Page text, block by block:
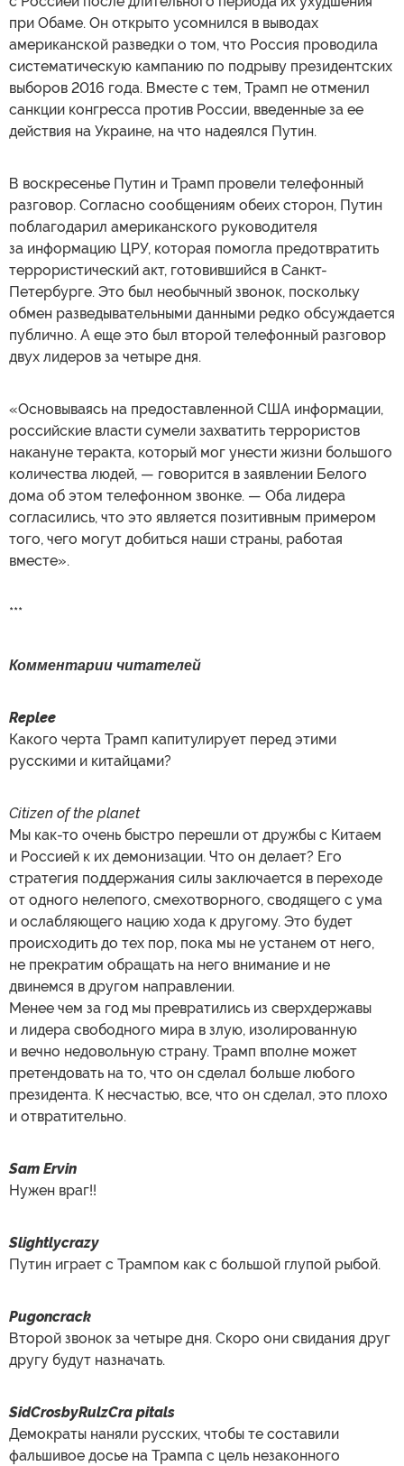
при Обаме. Он открыто усомнился в выводах
американской разведки о том, что Россия проводила
систематическую кампанию по подрыву президентских
выборов 2016 года. Вместе с тем, Трамп не отменил
санкции конгресса против России, введенные за ее
действия на Украине, на что надеялся Путин.
В воскресенье Путин и Трамп провели телефонный
разговор. Согласно сообщениям обеих сторон, Путин
поблагодарил американского руководителя
за информацию ЦРУ, которая помогла предотвратить
террористический акт, готовившийся в Санкт-
Петербурге. Это был необычный звонок, поскольку
обмен разведывательными данными редко обсуждается
публично. А еще это был второй телефонный разговор
двух лидеров за четыре дня.
«Основываясь на предоставленной США информации,
российские власти сумели захватить террористов
накануне теракта, который мог унести жизни большого
количества людей, — говорится в заявлении Белого
дома об этом телефонном звонке. — Оба лидера
согласились, что это является позитивным примером
того, чего могут добиться наши страны, работая
вместе».
***
Комментарии читателей
Replee
Какого черта Трамп капитулирует перед этими
русскими и китайцами?
Citizen of the planet
Мы как-то очень быстро перешли от дружбы с Китаем
и Россией к их демонизации. Что он делает? Его
стратегия поддержания силы заключается в переходе
от одного нелепого, смехотворного, сводящего с ума
и ослабляющего нацию хода к другому. Это будет
происходить до тех пор, пока мы не устанем от него,
не прекратим обращать на него внимание и не
двинемся в другом направлении.
Менее чем за год мы превратились из сверхдержавы
и лидера свободного мира в злую, изолированную
и вечно недовольную страну. Трамп вполне может
претендовать на то, что он сделал больше любого
президента. К несчастью, все, что он сделал, это плохо
и отвратительно.
Sam Ervin
Нужен враг!!
Slightlycrazy
Путин играет с Трампом как с большой глупой рыбой.
Pugoncrack
Второй звонок за четыре дня. Скоро они свидания друг
другу будут назначать.
SidCrosbyRulzCra pitals
Демократы наняли русских, чтобы те составили
фальшивое досье на Трампа с цель незаконного